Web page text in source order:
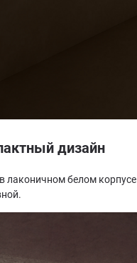
дизайн
лаконичном белом